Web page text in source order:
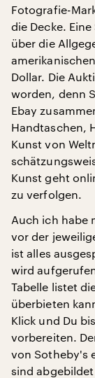
Fotografie-
die Decke.
über die
Dollar. Die
worden, denn
Ebay
Handtaschen,
Kunst von
Kunst geht
zu verfolgen.
Auch ich habe
vor der
ist alles
wird
Tabelle listet
überbieten
Klick und Du
vorbereiten.
von Sotheby's
sind